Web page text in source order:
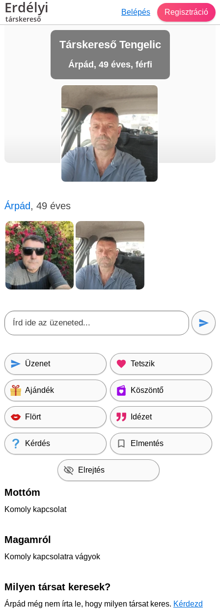
Erdélyi
társkereső
Belépés Regisztráció
Társkereső Tengelic
Árpád, 49 éves, férfi
Árpád, 49 éves
Üzenet Tetszik
Ajándék Köszöntő
Flört Idézet
Kérdés Elmentés
Elrejtés
Mottóm
Komoly kapcsolat
Magamról
Komoly kapcsolatra vágyok
Milyen társat keresek?
Árpád még nem írta le, hogy milyen társat keres. Kérdezd